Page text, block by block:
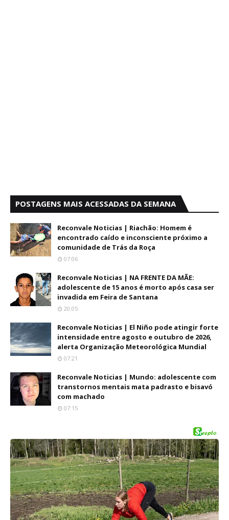
POSTAGENS MAIS ACESSADAS DA SEMANA
Reconvale Noticias | Riachão: Homem é
encontrado caído e inconsciente próximo a
comunidade de Trás da Roça
07:06
Reconvale Noticias | NA FRENTE DA MÃE:
adolescente de 15 anos é morto após casa ser
invadida em Feira de Santana
20:05
Reconvale Noticias | El Niño pode atingir forte
intensidade entre agosto e outubro de 2026,
alerta Organização Meteorológica Mundial
07:21
Reconvale Noticias | Mundo: adolescente com
transtornos mentais mata padrasto e bisavó
com machado
07:15